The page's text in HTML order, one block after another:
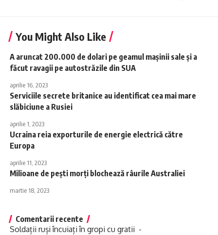
You Might Also Like
A aruncat 200.000 de dolari pe geamul mașinii sale și a
făcut ravagii pe autostrăzile din SUA
aprilie 16, 2023
Serviciile secrete britanice au identificat cea mai mare
slăbiciune a Rusiei
aprilie 1, 2023
Ucraina reia exporturile de energie electrică către
Europa
aprilie 11, 2023
Milioane de pești morți blochează râurile Australiei
martie 18, 2023
Comentarii recente
Soldații ruși încuiați în gropi cu gratii -